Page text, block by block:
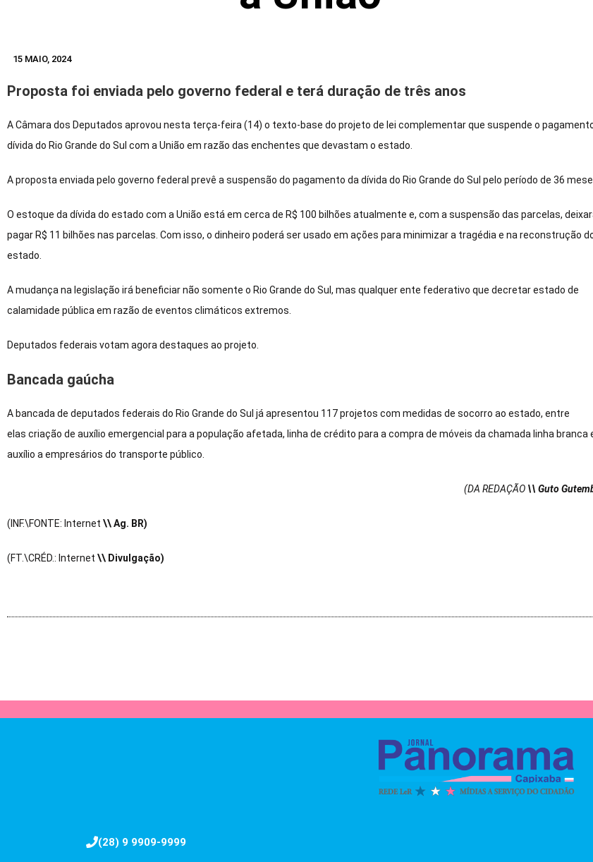
15 MAIO, 2024
Proposta foi enviada pelo governo federal e terá duração de três anos
A Câmara dos Deputados aprovou nesta terça-feira (14) o texto-base do projeto de lei complementar que suspende o
dívida do Rio Grande do Sul com a União em razão das enchentes que devastam o estado.
A proposta enviada pelo governo federal prevê a suspensão do pagamento da dívida do Rio Grande do Sul pelo período de 36
O estoque da dívida do estado com a União está em cerca de R$ 100 bilhões atualmente e, com a suspensão das parcelas,
pagar R$ 11 bilhões nas parcelas. Com isso, o dinheiro poderá ser usado em ações para minimizar a tragédia e na reconstrução
estado.
A mudança na legislação irá beneficiar não somente o Rio Grande do Sul, mas qualquer ente federativo que decretar estado de
calamidade pública em razão de eventos climáticos extremos.
Deputados federais votam agora destaques ao projeto.
Bancada gaúcha
A bancada de deputados federais do Rio Grande do Sul já apresentou 117 projetos com medidas de socorro ao estado, entre
elas criação de auxílio emergencial para a população afetada, linha de crédito para a compra de móveis da chamada linha branca
auxílio a empresários do transporte público.
(DA REDAÇÃO \\ Guto
(INF.\FONTE: Internet \\ Ag. BR)
(FT.\CRÉD.: Internet \\ Divulgação)
(28) 9 9909-9999